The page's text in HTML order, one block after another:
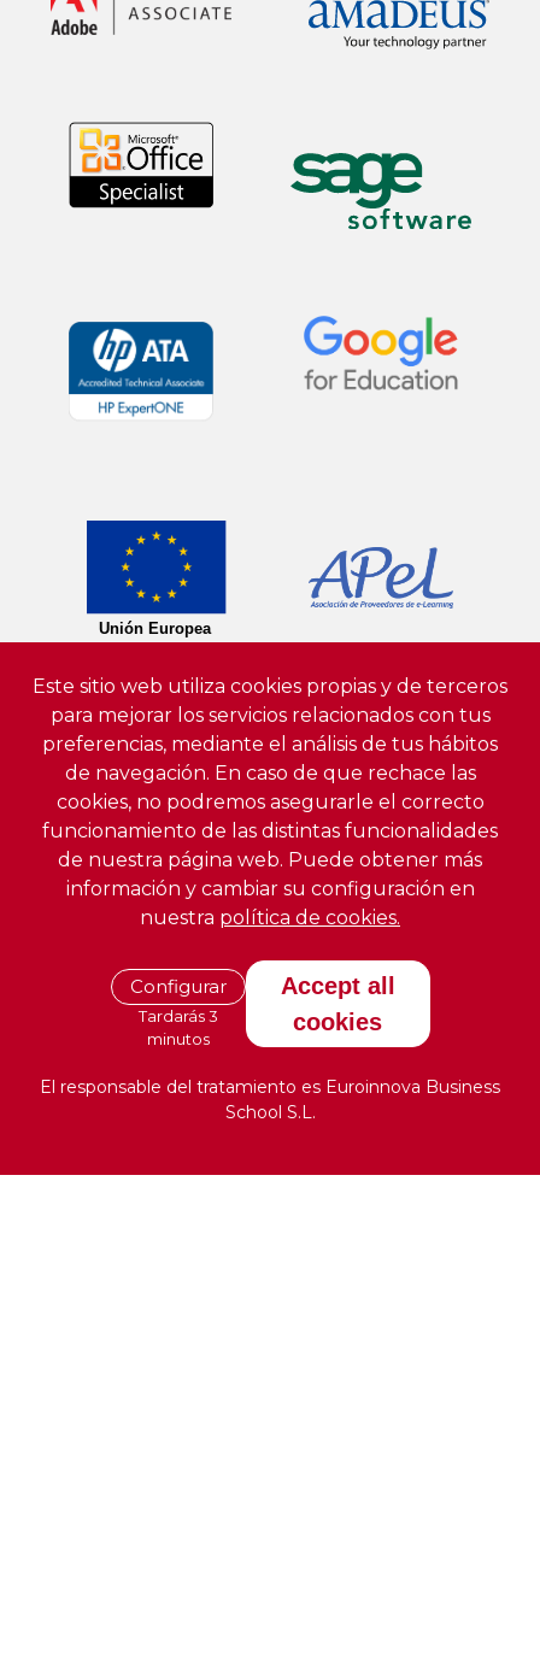
Este sitio web utiliza cookies propias y de terceros
para mejorar los servicios relacionados con tus
preferencias, mediante el análisis de tus hábitos
de navegación. En caso de que rechace las
cookies, no podremos asegurarle el correcto
funcionamiento de las distintas funcionalidades
de nuestra página web. Puede obtener más
información y cambiar su configuración en
nuestra política de cookies.
Configurar
Tardarás 3
minutos
Accept all
cookies
El responsable del tratamiento es Euroinnova Business
School S.L.